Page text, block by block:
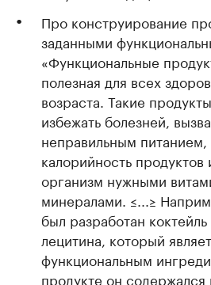
Про конструирование
заданными
«Функциональные
полезная для всех
возраста. Такие
избежать болезней,
неправильным
калорийность продуктов
организм нужными
минералами. ≤...≥
был разработан
лецитина, который
функциональным
продукте он содержался